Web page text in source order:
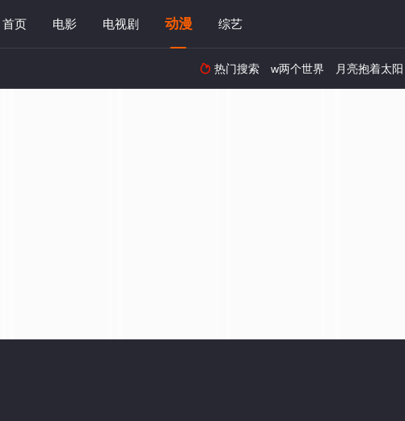
首页 电影 电视剧 动漫 综艺
 热门搜索 w两个世界 月亮抱着太阳